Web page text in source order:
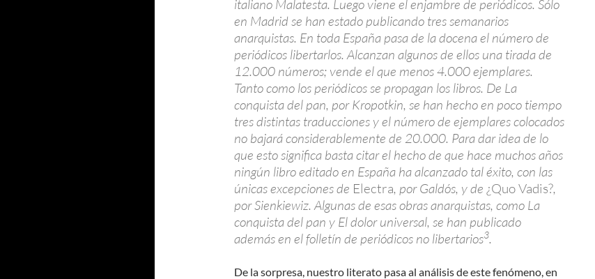
italiano Malatesta. Luego viene el enjambre de periódicos. Sólo
en Madrid se han estado publicando tres semanarios
anarquistas. En toda España pasa de la docena el número de
periódicos libertarlos. Alcanzan algunos de ellos una tirada de
12.000 números; vende el que menos 4.000 ejemplares.
Tanto como los periódicos se propagan los libros. De La
conquista del pan, por Kropotkin, se han hecho en poco tiempo
tres distintas traducciones y el número de ejemplares colocados
no bajará considerablemente de 20.000. Para dar idea de lo
que esto significa basta citar el hecho de que hace muchos años
ningún libro editado en España ha alcanzado tal éxito, con las
únicas excepciones de Electra, por Galdós, y de ¿Quo Vadis?,
por Sienkiewiz. Algunas de esas obras anarquistas, como La
conquista del pan y El dolor universal, se han publicado
además en el folletín de periódicos no libertarios3.
De la sorpresa, nuestro literato pasa al análisis de este fenómeno, en